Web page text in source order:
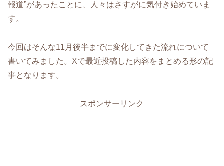
報道”があったことに、人々はさすがに気付き始めていま
す。
今回はそんな11月後半までに変化してきた流れについて
書いてみました。Xで最近投稿した内容をまとめる形の記
事となります。
スポンサーリンク